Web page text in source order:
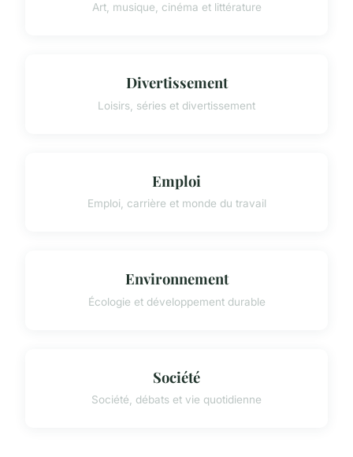
Art, musique, cinéma et littérature
Divertissement
Loisirs, séries et divertissement
Emploi
Emploi, carrière et monde du travail
Environnement
Écologie et développement durable
Société
Société, débats et vie quotidienne